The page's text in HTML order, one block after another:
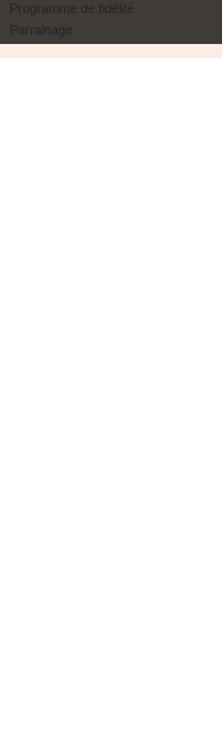
Programme de fidélité
Parrainage